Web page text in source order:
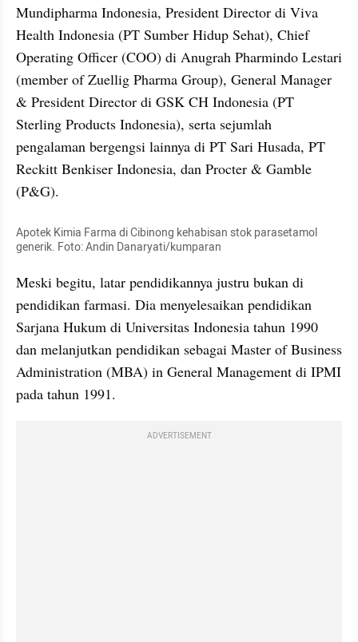
Mundipharma Indonesia, President Director di Viva
Health Indonesia (PT Sumber Hidup Sehat), Chief
Operating Officer (COO) di Anugrah Pharmindo Lestari
(member of Zuellig Pharma Group), General Manager
& President Director di GSK CH Indonesia (PT
Sterling Products Indonesia), serta sejumlah
pengalaman bergengsi lainnya di PT Sari Husada, PT
Reckitt Benkiser Indonesia, dan Procter & Gamble
(P&G).
Apotek Kimia Farma di Cibinong kehabisan stok parasetamol
generik. Foto: Andin Danaryati/kumparan
Meski begitu, latar pendidikannya justru bukan di
pendidikan farmasi. Dia menyelesaikan pendidikan
Sarjana Hukum di Universitas Indonesia tahun 1990
dan melanjutkan pendidikan sebagai Master of Business
Administration (MBA) in General Management di IPMI
pada tahun 1991.
ADVERTISEMENT